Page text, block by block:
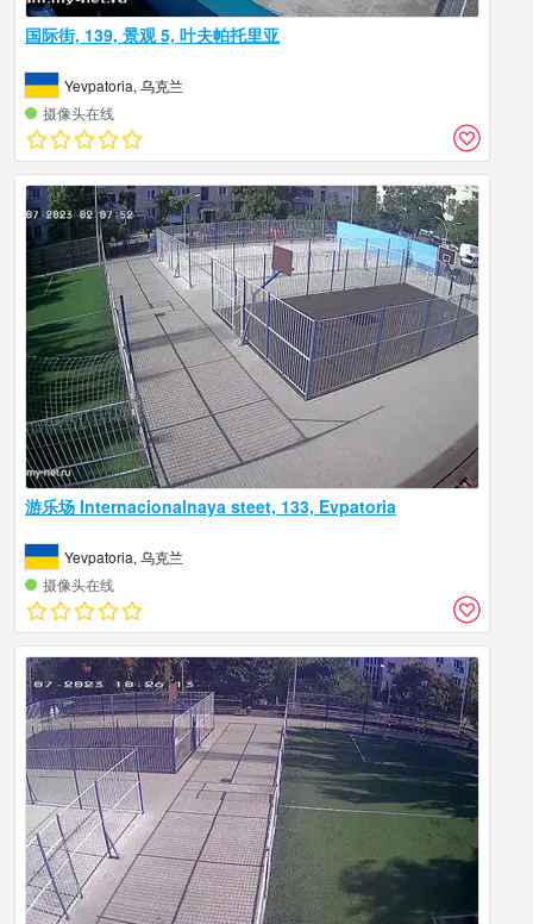
国际街, 139, 景观 5, 叶夫帕托里亚
Yevpatoria, 乌克兰
摄像头在线
游乐场 Internacionalnaya steet, 133, Evpatoria
Yevpatoria, 乌克兰
摄像头在线